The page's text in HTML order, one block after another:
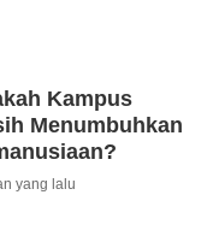
Kampus
Menumbuhkan
yang lalu